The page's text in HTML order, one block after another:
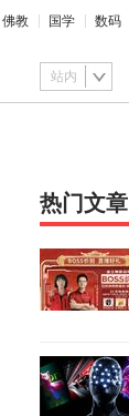
佛教 国学 数码
站内
热门文章